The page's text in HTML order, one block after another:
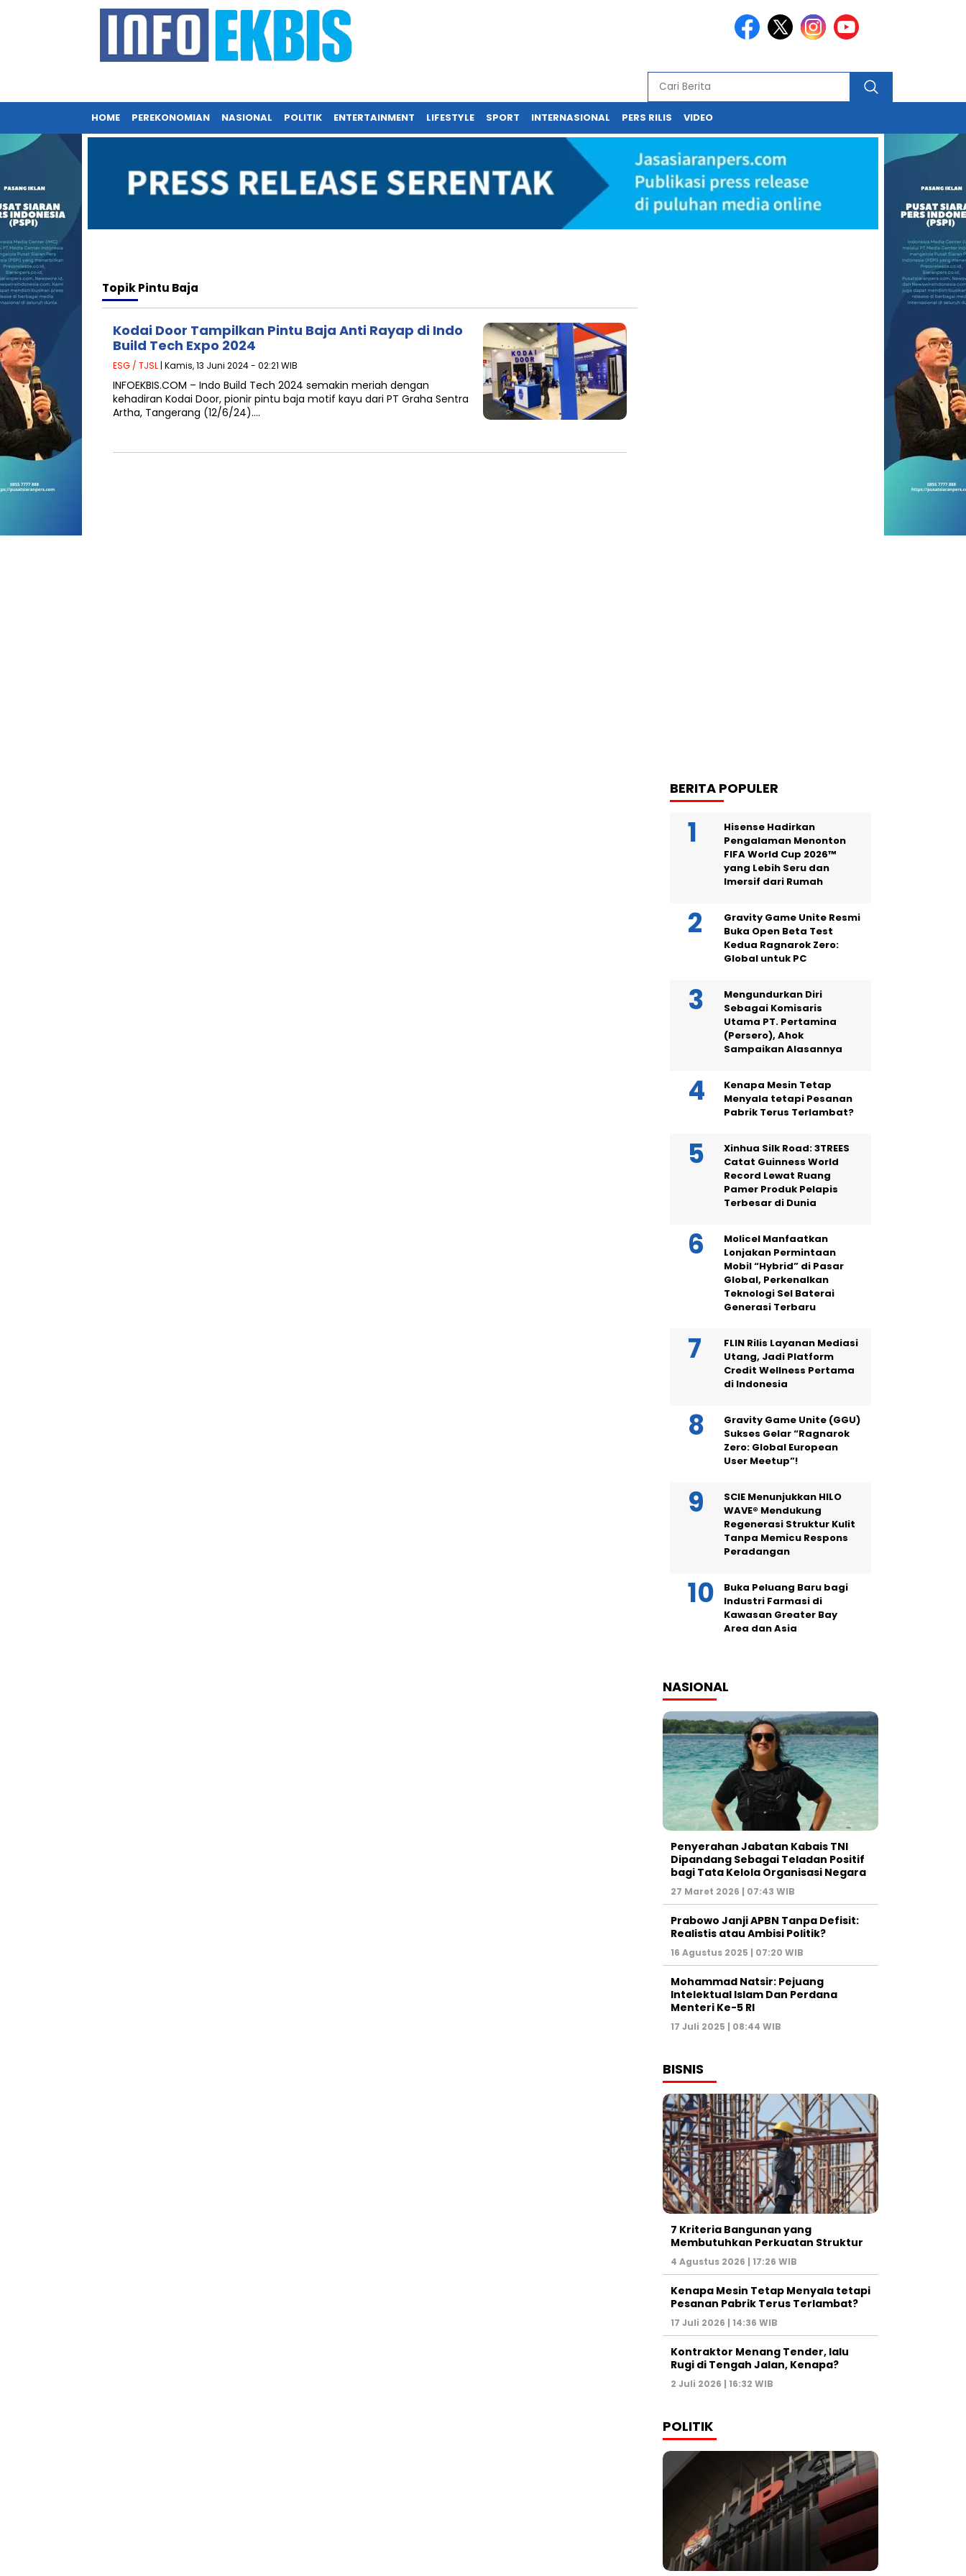
HOME PEREKONOMIAN NASIONAL POLITIK ENTERTAINMENT LIFESTYLE SPORT INTERNASIONAL PERS RILIS VIDEO
TopikPintu Baja
Kodai Door Tampilkan Pintu Baja Anti Rayap di Indo
Build Tech Expo 2024
ESG / TJSL | Kamis, 13 Juni 2024 - 02:21 WIB
INFOEKBIS.COM – Indo Build Tech 2024 semakin meriah dengan
kehadiran Kodai Door, pionir pintu baja motif kayu dari PT Graha Sentra
Artha, Tangerang (12/6/24)….
BERITA POPULER
Hisense Hadirkan
Pengalaman Menonton
FIFA World Cup 2026™
yang Lebih Seru dan
Imersif dari Rumah
Gravity Game Unite Resmi
Buka Open Beta Test
Kedua Ragnarok Zero:
Global untuk PC
Mengundurkan Diri
Sebagai Komisaris
Utama PT. Pertamina
(Persero), Ahok
Sampaikan Alasannya
Kenapa Mesin Tetap
Menyala tetapi Pesanan
Pabrik Terus Terlambat?
Xinhua Silk Road: 3TREES
Catat Guinness World
Record Lewat Ruang
Pamer Produk Pelapis
Terbesar di Dunia
Molicel Manfaatkan
Lonjakan Permintaan
Mobil “Hybrid” di Pasar
Global, Perkenalkan
Teknologi Sel Baterai
Generasi Terbaru
FLIN Rilis Layanan Mediasi
Utang, Jadi Platform
Credit Wellness Pertama
di Indonesia
Gravity Game Unite (GGU)
Sukses Gelar “Ragnarok
Zero: Global European
User Meetup”!
SCIE Menunjukkan HILO
WAVE® Mendukung
Regenerasi Struktur Kulit
Tanpa Memicu Respons
Peradangan
Buka Peluang Baru bagi
Industri Farmasi di
Kawasan Greater Bay
Area dan Asia
NASIONAL
Penyerahan Jabatan Kabais TNI
Dipandang Sebagai Teladan Positif
bagi Tata Kelola Organisasi Negara
27 Maret 2026 | 07:43 WIB
Prabowo Janji APBN Tanpa Defisit:
Realistis atau Ambisi Politik?
16 Agustus 2025 | 07:20 WIB
Mohammad Natsir: Pejuang
Intelektual Islam Dan Perdana
Menteri Ke-5 RI
17 Juli 2025 | 08:44 WIB
BISNIS
7 Kriteria Bangunan yang
Membutuhkan Perkuatan Struktur
4 Agustus 2026 | 17:26 WIB
Kenapa Mesin Tetap Menyala tetapi
Pesanan Pabrik Terus Terlambat?
17 Juli 2026 | 14:36 WIB
Kontraktor Menang Tender, lalu
Rugi di Tengah Jalan, Kenapa?
2 Juli 2026 | 16:32 WIB
POLITIK